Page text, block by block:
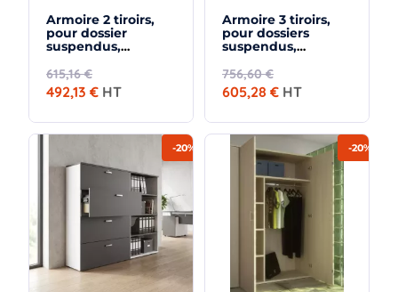
Armoire 2 tiroirs,
pour dossier
suspendus,
Madrid
615,16 €
492,13 € HT
Armoire 3 tiroirs,
pour dossiers
suspendus,
Madrid
756,60 €
605,28 € HT
-20% -20%